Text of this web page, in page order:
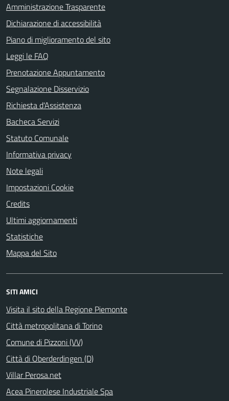
Amministrazione Trasparente
Dichiarazione di accessibilità
Piano di miglioramento del sito
Leggi le FAQ
Prenotazione Appuntamento
Segnalazione Disservizio
Richiesta d'Assistenza
Bacheca Servizi
Statuto Comunale
Informativa privacy
Note legali
Impostazioni Cookie
Credits
Ultimi aggiornamenti
Statistiche
Mappa del Sito
SITI AMICI
Visita il sito della Regione Piemonte
Città metropolitana di Torino
Comune di Pizzoni (VV)
Città di Oberderdingen (D)
Villar Perosa.net
Acea Pinerolese Industriale Spa